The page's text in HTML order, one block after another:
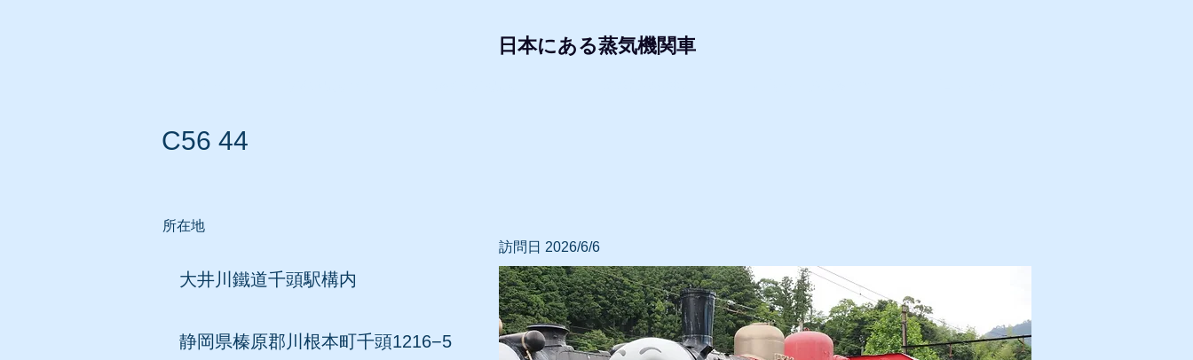
日本にある蒸気機関車
C56 44
所在地
訪問日 2026/6/6
大井川鐵道千頭駅構内
静岡県榛原郡川根本町千頭1216−5